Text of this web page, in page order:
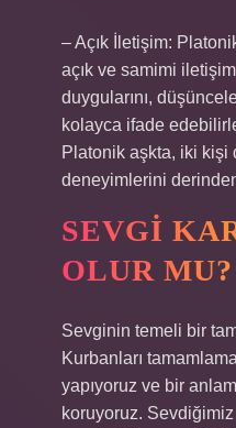
– Açık İletişim:
açık ve samimi
duygularını,
kolayca ifade
Platonik aşkta, iki kişi
deneyimlerini
SEVGI
OLUR MU?
Sevginin temeli bir
Kurbanları
yapıyoruz ve bir
koruyoruz. Sevdiğimiz